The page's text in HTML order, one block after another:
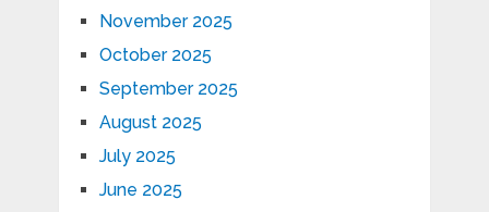
November 2025
October 2025
September 2025
August 2025
July 2025
June 2025